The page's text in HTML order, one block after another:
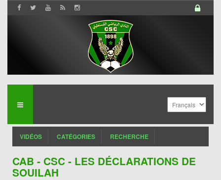
VIDÉOS CATÉGORIES RECHERCHE
CAB - CSC - LES DÉCLARATIONS DE
SOUILAH